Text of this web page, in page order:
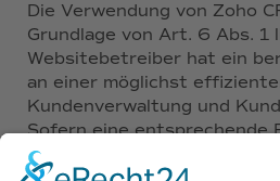
Die Verwendung von Zoho
Grundlage von Art. 6 Abs. 1
Websitebetreiber hat ein
an einer möglichst
Kundenverwaltung und
Sofern eine entsprechende
abgefragt wurde, erfolgt die